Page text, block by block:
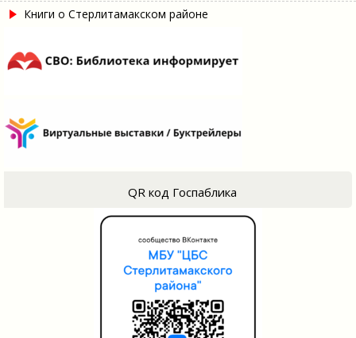
Книги о Стерлитамакском районе
QR код Госпаблика